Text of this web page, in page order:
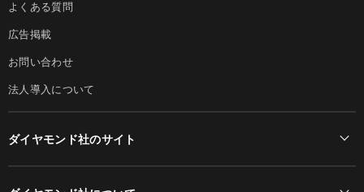
よくある質問
広告掲載
お問い合わせ
法人導入について
ダイヤモンド社のサイト